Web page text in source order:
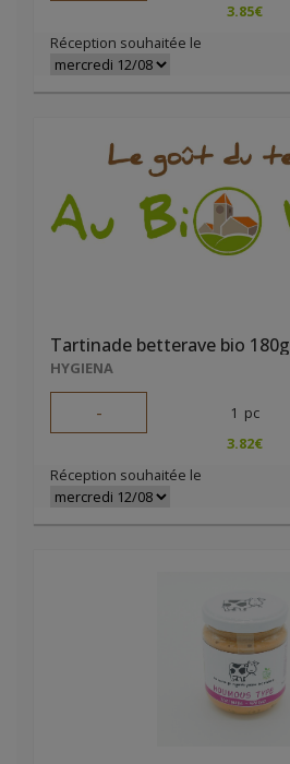
3.85€
Réception souhaitée le
Tartinade betterave bio 180g
HYGIENA
- 1 pc
3.82€
Réception souhaitée le